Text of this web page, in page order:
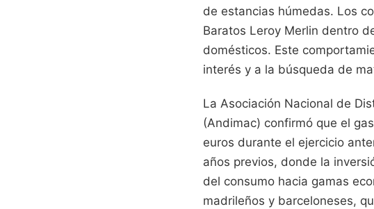
de estancias húmedas. Los
Baratos Leroy Merlin dentro
domésticos. Este
interés y a la búsqueda de
La Asociación Nacional de
(Andimac) confirmó que el
euros durante el ejercicio
años previos, donde la
del consumo hacia gamas
madrileños y barceloneses,